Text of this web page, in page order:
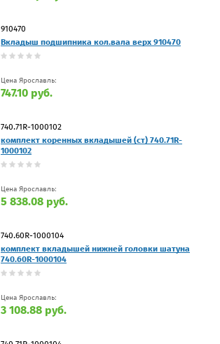
910470
Вкладыш подшипника кол.вала верх 910470
Цена Ярославль:
747.10 руб.
740.71R-1000102
комплект коренных вкладышей (ст) 740.71R-
1000102
Цена Ярославль:
5 838.08 руб.
740.60R-1000104
комплект вкладышей нижней головки шатуна
740.60R-1000104
Цена Ярославль:
3 108.88 руб.